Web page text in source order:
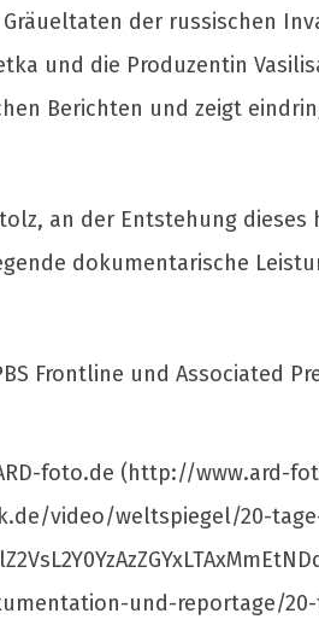
der russischen
und die Produzentin
Berichten und zeigt
an der Entstehung
dokumentarische
Frontline und Associated
foto.de (http://www.ard-
video/weltspiegel/20-
und-reportage/